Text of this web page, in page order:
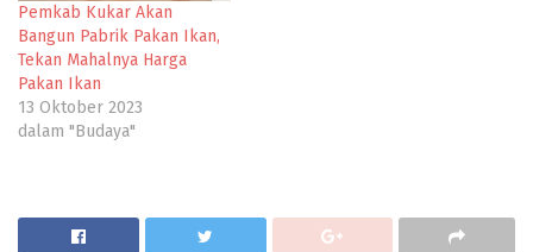
Pemkab Kukar Akan
Bangun Pabrik Pakan Ikan,
Tekan Mahalnya Harga
Pakan Ikan
13 Oktober 2023
dalam "Budaya"